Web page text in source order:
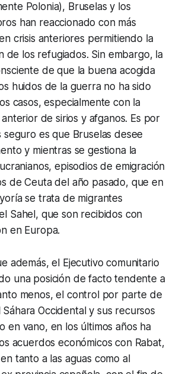
Polonia), Bruselas y los
han reaccionado con más
crisis anteriores permitiendo la
de los refugiados. Sin embargo, la
de que la buena acogida
huidos de la guerra no ha sido
casos, especialmente con la
anterior de sirios y afganos. Es por
seguro es que Bruselas desee
y mientras se gestiona la
episodios de emigración
de Ceuta del año pasado, que en
se trata de migrantes
Sahel, que son recibidos con
en Europa.
además, el Ejecutivo comunitario
una posición de facto tendente a
menos, el control por parte de
Occidental y sus recursos
en vano, en los últimos años ha
acuerdos económicos con Rabat,
tanto a las aguas como al